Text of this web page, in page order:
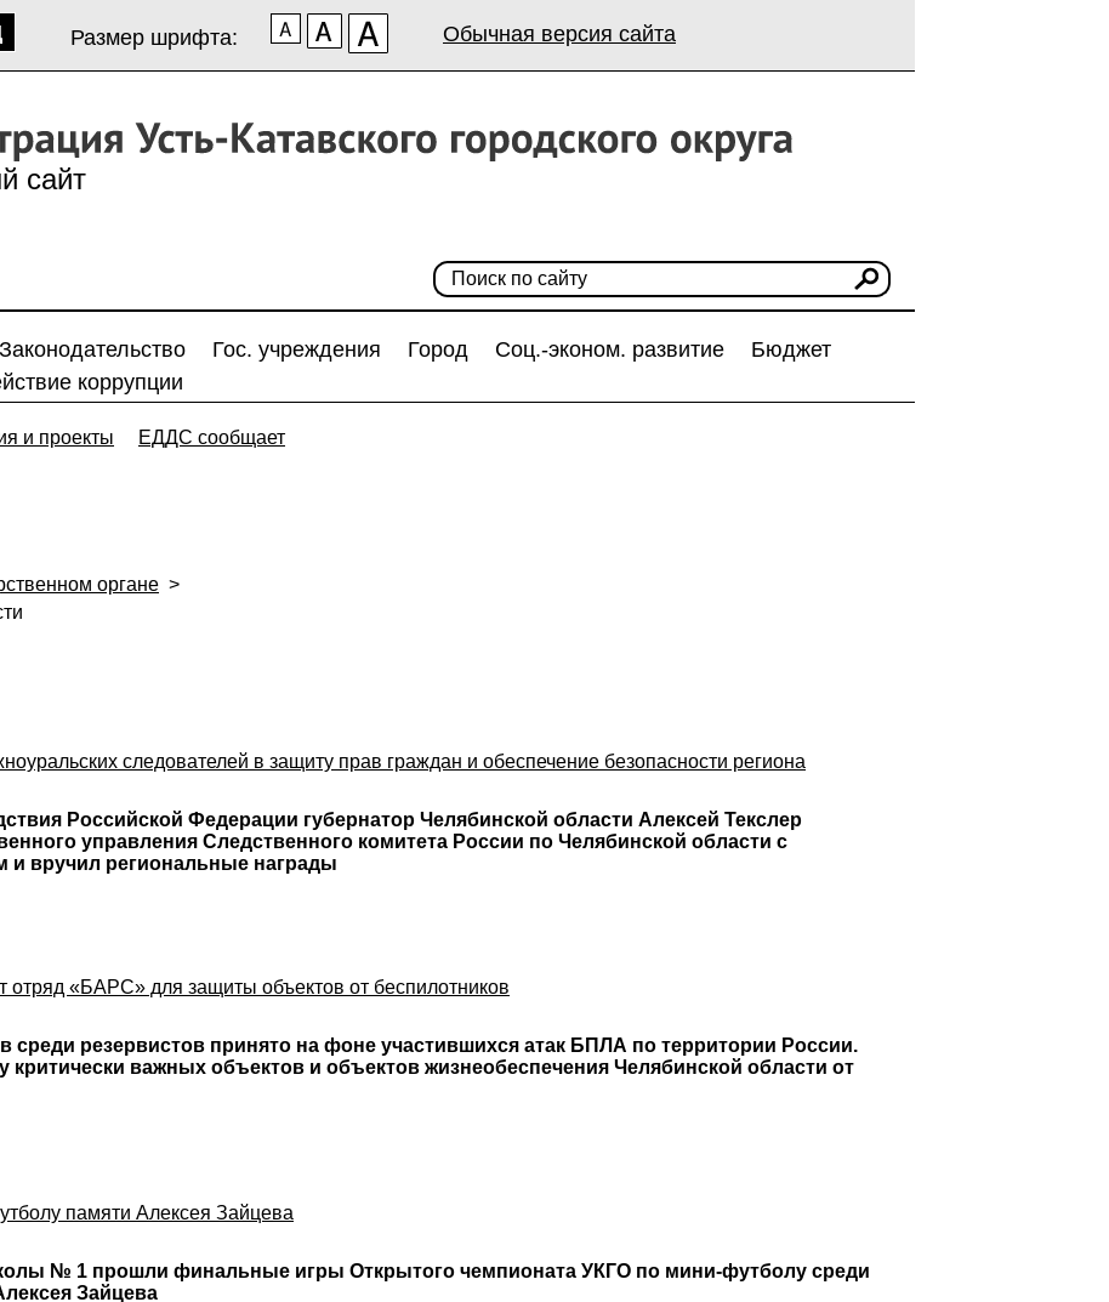
Размер шрифта: Обычная версия сайта
сайт
Законодательство Гос. учреждения Город Соц.-эконом. развитие
Бюджет
коррупции
и проекты ЕДДС сообщает
органе >
следователей в защиту прав граждан и обеспечение безопасности региона
Российской Федерации губернатор Челябинской области Алексей Текслер
управления Следственного комитета России по Челябинской области с
вручил региональные награды
отряд «БАРС» для защиты объектов от беспилотников
среди резервистов принято на фоне участившихся атак БПЛА по территории России.
критически важных объектов и объектов жизнеобеспечения Челябинской области от
памяти Алексея Зайцева
№ 1 прошли финальные игры Открытого чемпионата УКГО по мини-футболу среди
Зайцева